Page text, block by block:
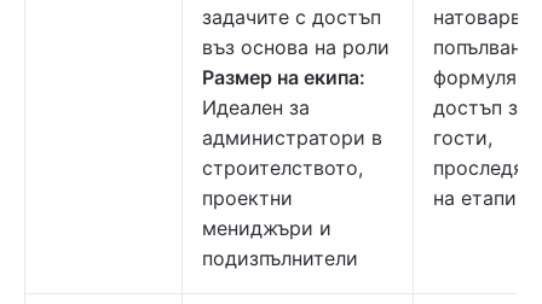
задачите с достъп
въз основа на роли
Размер на екипа:
Идеален за
администратори в
строителството,
проектни
мениджъри и
подизпълнители
попълване
достъп за
гости,
на етапи